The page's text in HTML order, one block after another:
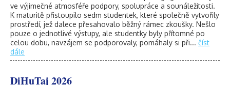
ve výjimečné atmosféře podpory, spolupráce a sounáležitosti.
K maturitě přistoupilo sedm studentek, které společně vytvořily
prostředí, jež dalece přesahovalo běžný rámec zkoušky. Nešlo
pouze o jednotlivé výstupy, ale studentky byly přítomné po
celou dobu, navzájem se podporovaly, pomáhaly si při... číst
dále
DiHuTaj 2026